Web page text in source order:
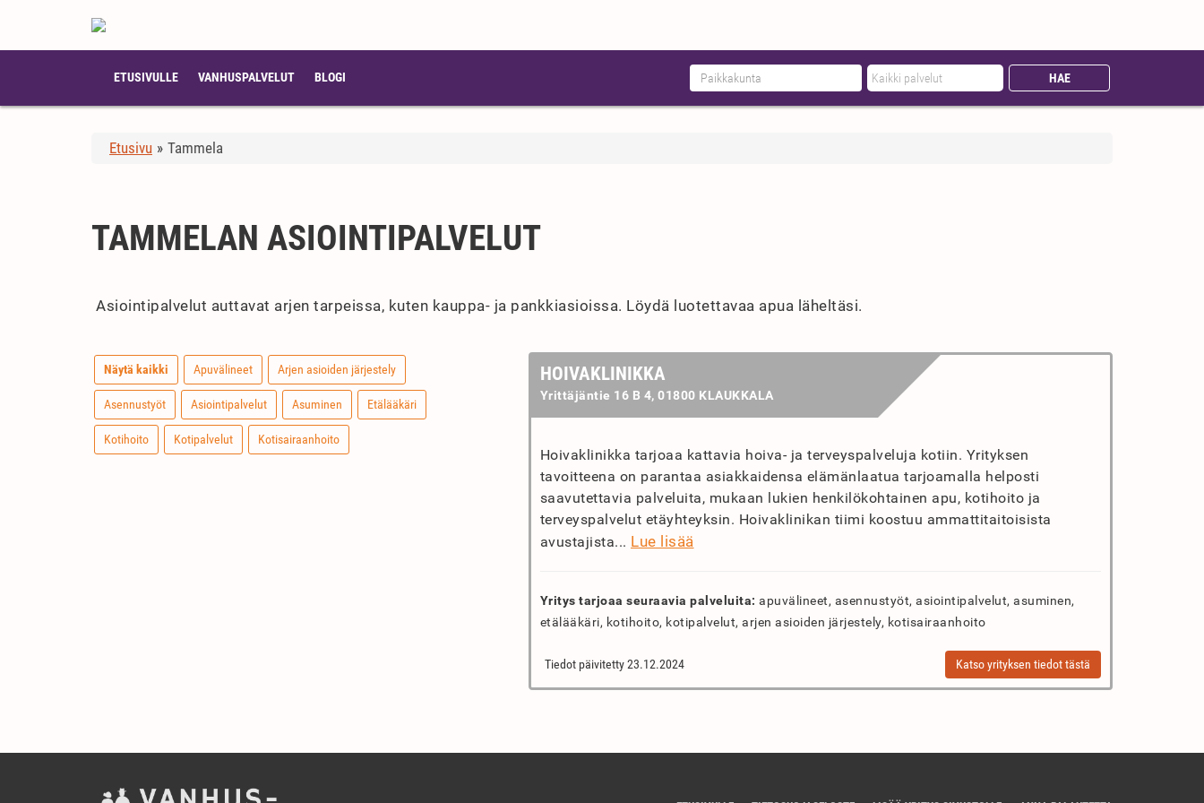
ETUSIVULLE VANHUSPALVELUT BLOGI
Etusivu » Tammela
TAMMELAN ASIOINTIPALVELUT
Asiointipalvelut auttavat arjen tarpeissa, kuten kauppa- ja pankkiasioissa. Löydä luotettavaa apua läheltäsi.
Näytä kaikki Apuvälineet Arjen asioiden järjestely
Asennustyöt Asiointipalvelut Asuminen Etälääkäri
Kotihoito Kotipalvelut Kotisairaanhoito
HOIVAKLINIKKA
Yrittäjäntie 16 B 4, 01800 KLAUKKALA
Hoivaklinikka tarjoaa kattavia hoiva- ja terveyspalveluja kotiin. Yrityksen
tavoitteena on parantaa asiakkaidensa elämänlaatua tarjoamalla helposti
saavutettavia palveluita, mukaan lukien henkilökohtainen apu, kotihoito ja
terveyspalvelut etäyhteyksin. Hoivaklinikan tiimi koostuu ammattitaitoisista
avustajista... Lue lisää
Yritys tarjoaa seuraavia palveluita: apuvälineet, asennustyöt, asiointipalvelut, asuminen,
etälääkäri, kotihoito, kotipalvelut, arjen asioiden järjestely, kotisairaanhoito
Tiedot päivitetty 23.12.2024 Katso yrityksen tiedot tästä